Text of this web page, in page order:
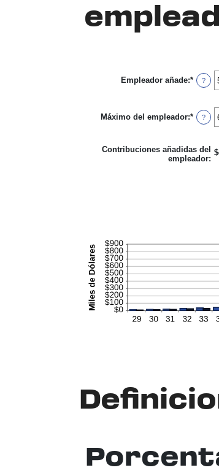
Empleador añade:*
un
entre
0%
?
Máximo del empleador:*
un
entre
0%
y
?
Contribuciones añadidas del
empleador: